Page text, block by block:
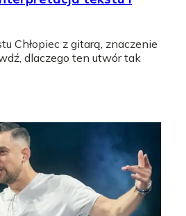
Chłopiec z gitarą, znaczenie
dlaczego ten utwór tak